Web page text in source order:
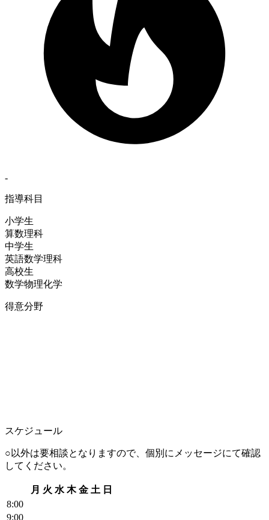
-
指導科目
小学生
算数理科
中学生
英語数学理科
高校生
数学物理化学
得意分野
スケジュール
○以外は要相談となりますので、個別にメッセージにて確認
してください。
月 火 水 木 金 土 日
8:00
9:00